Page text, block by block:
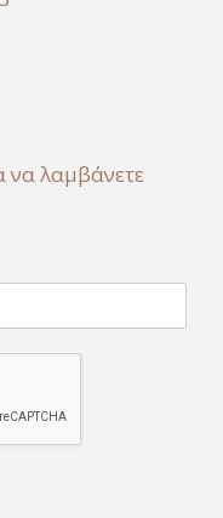
να λαμβάνετε